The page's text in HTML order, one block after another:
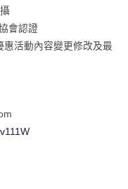
會認證
活動內容變更修改及最